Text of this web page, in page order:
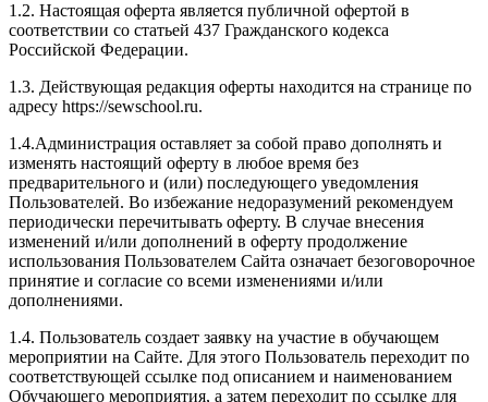
1.2. Настоящая оферта является публичной офертой в
соответствии со статьей 437 Гражданского кодекса
Российской Федерации.
1.3. Действующая редакция оферты находится на странице по
адресу https://sewschool.ru.
1.4.Администрация оставляет за собой право дополнять и
изменять настоящий оферту в любое время без
предварительного и (или) последующего уведомления
Пользователей. Во избежание недоразумений рекомендуем
периодически перечитывать оферту. В случае внесения
изменений и/или дополнений в оферту продолжение
использования Пользователем Сайта означает безоговорочное
принятие и согласие со всеми изменениями и/или
дополнениями.
1.4. Пользователь создает заявку на участие в обучающем
мероприятии на Сайте. Для этого Пользователь переходит по
соответствующей ссылке под описанием и наименованием
Обучающего мероприятия, а затем переходит по ссылке для